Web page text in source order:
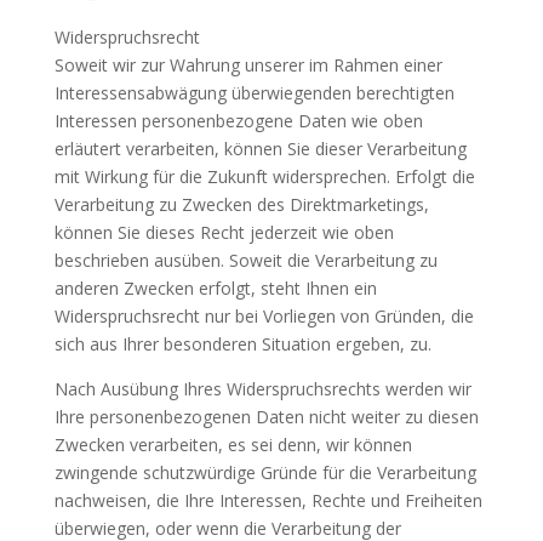
Widerspruchsrecht
Soweit wir zur Wahrung unserer im Rahmen einer
Interessensabwägung überwiegenden berechtigten
Interessen personenbezogene Daten wie oben
erläutert verarbeiten, können Sie dieser Verarbeitung
mit Wirkung für die Zukunft widersprechen. Erfolgt die
Verarbeitung zu Zwecken des Direktmarketings,
können Sie dieses Recht jederzeit wie oben
beschrieben ausüben. Soweit die Verarbeitung zu
anderen Zwecken erfolgt, steht Ihnen ein
Widerspruchsrecht nur bei Vorliegen von Gründen, die
sich aus Ihrer besonderen Situation ergeben, zu.
Nach Ausübung Ihres Widerspruchsrechts werden wir
Ihre personenbezogenen Daten nicht weiter zu diesen
Zwecken verarbeiten, es sei denn, wir können
zwingende schutzwürdige Gründe für die Verarbeitung
nachweisen, die Ihre Interessen, Rechte und Freiheiten
überwiegen, oder wenn die Verarbeitung der